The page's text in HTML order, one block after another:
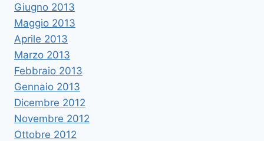
Giugno 2013
Maggio 2013
Aprile 2013
Marzo 2013
Febbraio 2013
Gennaio 2013
Dicembre 2012
Novembre 2012
Ottobre 2012